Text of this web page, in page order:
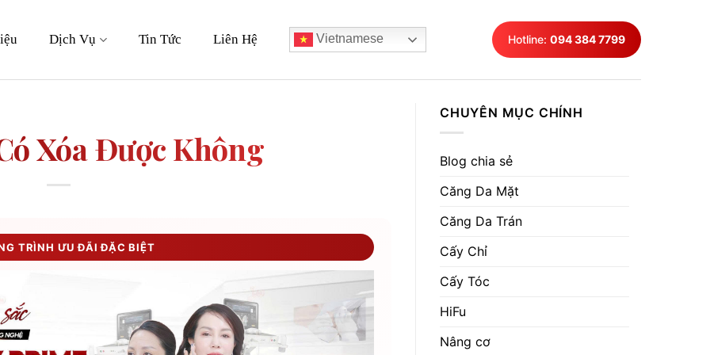
Dịch Vụ Tin Tức Liên Hệ Vietnamese Hotline: 094 384 7799
Xóa Được Không
TRÌNH ƯU ĐÃI ĐẶC BIỆT
CHUYÊN MỤC CHÍNH
Blog chia sẻ
Căng Da Mặt
Căng Da Trán
Cấy Chỉ
Cấy Tóc
HiFu
Nâng cơ